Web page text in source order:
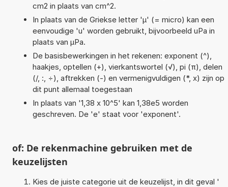
cm2 in plaats van cm^2.
In plaats van de Griekse letter 'µ' (= micro) kan een
eenvoudige 'u' worden gebruikt, bijvoorbeeld uPa in
plaats van µPa.
De basisbewerkingen in het rekenen: exponent (^),
haakjes, optellen (+), vierkantswortel (√), pi (π), delen
(/, :, ÷), aftrekken (-) en vermenigvuldigen (*, x) zijn op
dit punt allemaal toegestaan
In plaats van '1,38 x 10^5' kan 1,38e5 worden
geschreven. De 'e' staat voor 'exponent'.
of: De rekenmachine gebruiken met de
keuzelijsten
Kies de juiste categorie uit de keuzelijst, in dit geval '